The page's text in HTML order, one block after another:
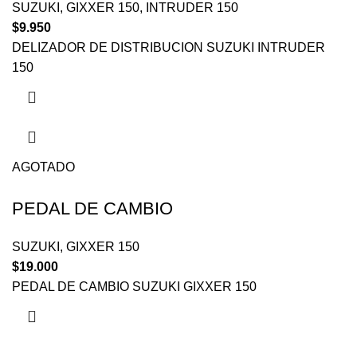
SUZUKI , GIXXER 150,
INTRUDER 150
$9.950
DELIZADOR DE DISTRIBUCION SUZUKI INTRUDER
150
AGOTADO
PEDAL DE CAMBIO
SUZUKI , GIXXER 150
$19.000
PEDAL DE CAMBIO SUZUKI GIXXER 150